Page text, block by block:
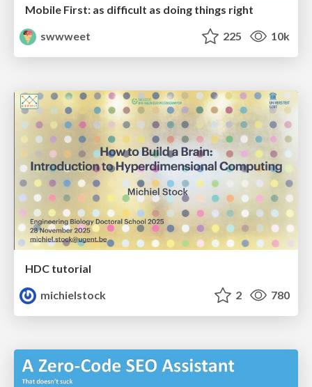
Mobile First: as difficult as doing things right
swwweet
225 10k
HDC tutorial
michielstock
2 780